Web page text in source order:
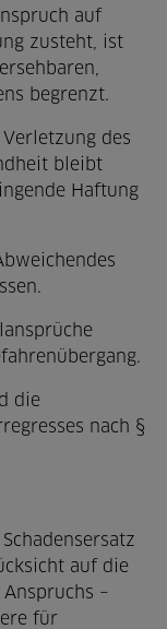
auf
zusteht, ist
begrenzt.
des
bleibt
Haftung
die
nach §
auf die
–
für